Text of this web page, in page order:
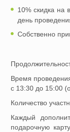
10% скидка
день
Собственно
Время
с 13:30 до 15:00
Количество
Каждый
подарочную